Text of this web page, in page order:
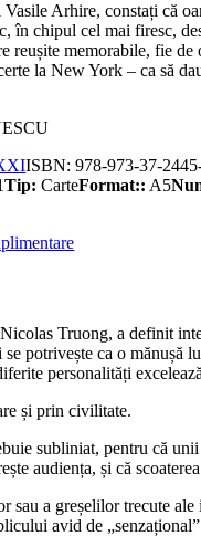
Arhire, constați că
în chipul cel mai firesc,
reușite memorabile, fie de
la New York – ca să
ISBN:978-973-37-
Tip: CarteFormat:: A5
Truong, a definit
potrivește ca o mănușă
personalități
și prin civilitate.
subliniat, pentru că
audiența, și că
sau a greșelilor trecute
avid de